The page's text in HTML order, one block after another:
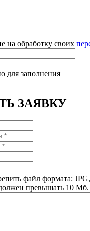
на обработку своих
для заполнения
ЗАЯВКУ
файл формата:
превышать 10 Мб.